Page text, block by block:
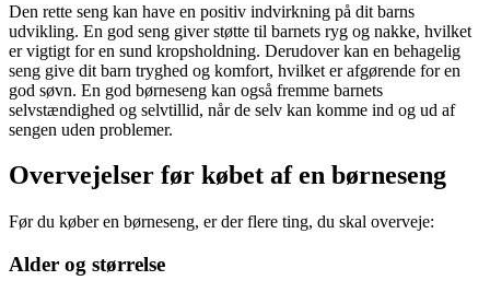
Den rette seng kan have en positiv indvirkning på dit barns
udvikling. En god seng giver støtte til barnets ryg og nakke, hvilket
er vigtigt for en sund kropsholdning. Derudover kan en behagelig
seng give dit barn tryghed og komfort, hvilket er afgørende for en
god søvn. En god børneseng kan også fremme barnets
selvstændighed og selvtillid, når de selv kan komme ind og ud af
sengen uden problemer.
Overvejelser før købet af en børneseng
Før du køber en børneseng, er der flere ting, du skal overveje:
Alder og størrelse